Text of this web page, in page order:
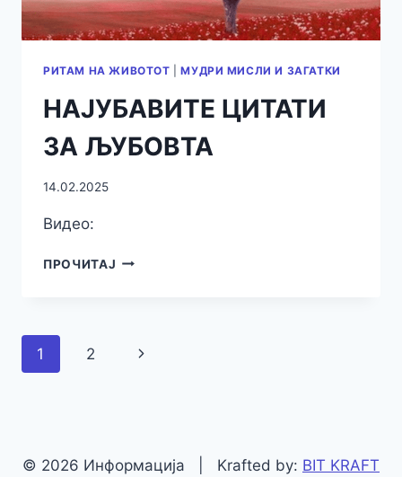
РИТАМ НА ЖИВОТОТ |МУДРИ МИСЛИ И ЗАГАТКИ
НАЈУБАВИТЕ ЦИТАТИ
ЗА ЉУБОВТА
14.02.2025
Видео:
ПРОЧИТАЈ НАЈУБАВИТЕ
Page
1 2
Next
© 2026 Информација | Krafted by: BIT KRAFT